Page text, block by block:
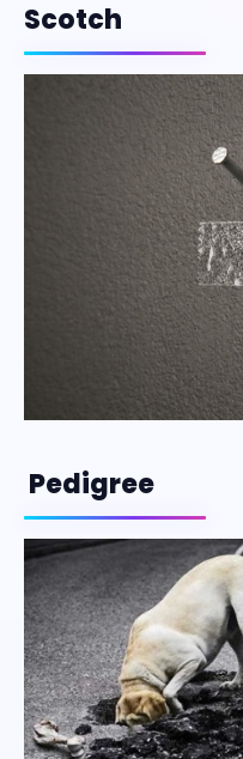
Scotch
Pedigree